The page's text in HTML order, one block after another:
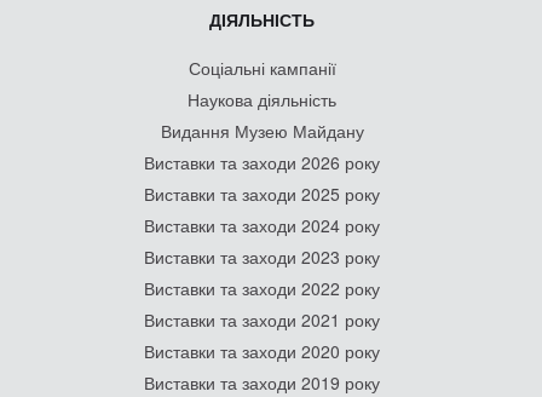
ДІЯЛЬНІСТЬ
Соціальні кампанії
Наукова діяльність
Видання Музею Майдану
Виставки та заходи 2026 року
Виставки та заходи 2025 року
Виставки та заходи 2024 року
Виставки та заходи 2023 року
Виставки та заходи 2022 року
Виставки та заходи 2021 року
Виставки та заходи 2020 року
Виставки та заходи 2019 року